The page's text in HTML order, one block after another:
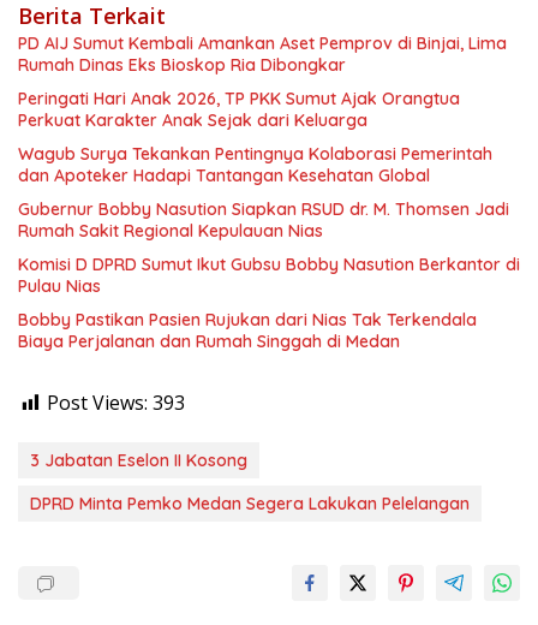
Berita Terkait
PD AIJ Sumut Kembali Amankan Aset Pemprov di Binjai, Lima
Rumah Dinas Eks Bioskop Ria Dibongkar
Peringati Hari Anak 2026, TP PKK Sumut Ajak Orangtua
Perkuat Karakter Anak Sejak dari Keluarga
Wagub Surya Tekankan Pentingnya Kolaborasi Pemerintah
dan Apoteker Hadapi Tantangan Kesehatan Global
Gubernur Bobby Nasution Siapkan RSUD dr. M. Thomsen Jadi
Rumah Sakit Regional Kepulauan Nias
Komisi D DPRD Sumut Ikut Gubsu Bobby Nasution Berkantor di
Pulau Nias
Bobby Pastikan Pasien Rujukan dari Nias Tak Terkendala
Biaya Perjalanan dan Rumah Singgah di Medan
Post Views: 393
3 Jabatan Eselon II Kosong
DPRD Minta Pemko Medan Segera Lakukan Pelelangan